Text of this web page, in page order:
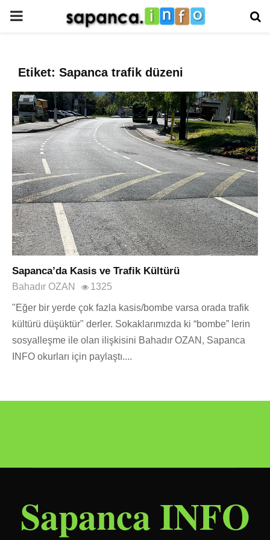
PRIMARY
Etiket: Sapanca trafik düzeni
Sapanca’da Kasis ve Trafik Kültürü
Bahadır OZAN 1325
"Eğer bir yerde çok fazla kasis/bombe varsa orada trafik
kültürü düşüktür" derler. Sokaklarımızda ki “bombe” lerin
sosyalleşme ile olan ilişkisini Bahadır OZAN, Sapanca
INFO okurları için paylaştı....
Sapanca INFO